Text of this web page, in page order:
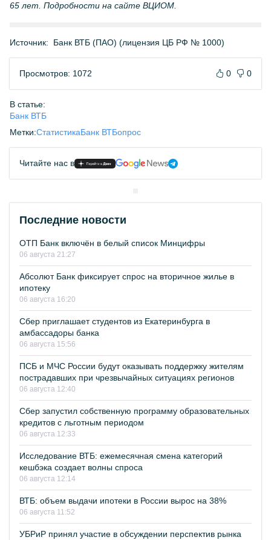
65 лет. Подробности на сайте ВЦИОМ.
Источник: Банк ВТБ (ПАО) (лицензия ЦБ РФ № 1000)
Просмотров: 1072 0 0
В статье:
Банк ВТБ
Метки:СтатистикаБанк ВТБопрос
Читайте нас в
Последние новости
ОТП Банк включён в белый список Минцифры
06 августа 21:27
Абсолют Банк фиксирует спрос на вторичное жилье в
ипотеку
06 августа 16:20
Сбер приглашает студентов из Екатеринбурга в
амбассадоры банка
06 августа 15:56
ПСБ и МЧС России будут оказывать поддержку жителям
пострадавших при чрезвычайных ситуациях регионов
06 августа 12:40
Сбер запустил собственную программу образовательных
кредитов с льготным периодом
06 августа 12:33
Исследование ВТБ: ежемесячная смена категорий
кешбэка создает волны спроса
06 августа 12:14
ВТБ: объем выдачи ипотеки в России вырос на 38%
06 августа 11:52
УБРиР принял участие в обсуждении перспектив рынка